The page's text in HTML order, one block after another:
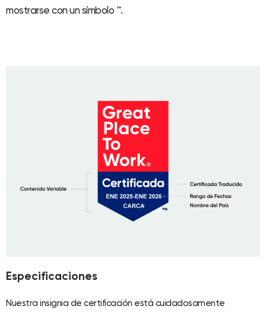
mostrarse con un símbolo ™.
Especificaciones
Nuestra insignia de certificación está cuidadosamente